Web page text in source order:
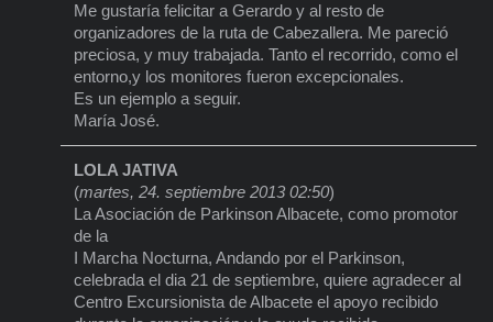
Me gustaría felicitar a Gerardo y al resto de
organizadores de la ruta de Cabezallera. Me pareció
preciosa, y muy trabajada. Tanto el recorrido, como el
entorno,y los monitores fueron excepcionales.
Es un ejemplo a seguir.
María José.
LOLA JATIVA
(martes, 24. septiembre 2013 02:50)
La Asociación de Parkinson Albacete, como promotor
de la
I Marcha Nocturna, Andando por el Parkinson,
celebrada el dia 21 de septiembre, quiere agradecer al
Centro Excursionista de Albacete el apoyo recibido